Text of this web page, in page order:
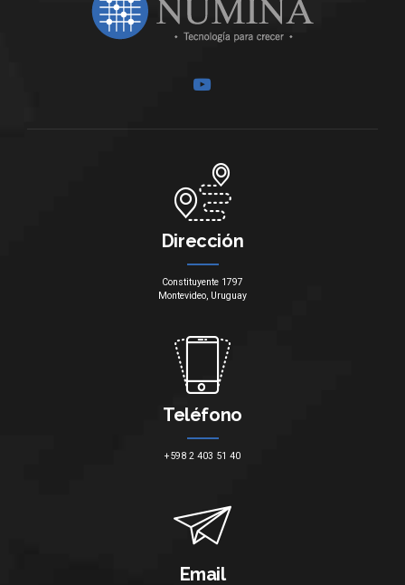
Dirección
Constituyente 1797
Montevideo, Uruguay
Teléfono
+598 2 403 51 40
Email